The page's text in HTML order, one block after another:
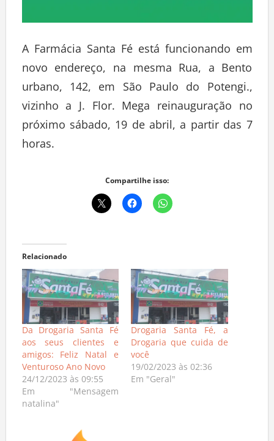
A Farmácia Santa Fé está funcionando em
novo endereço, na mesma Rua, a Bento
urbano, 142, em São Paulo do Potengi.,
vizinho a J. Flor. Mega reinauguração no
próximo sábado, 19 de abril, a partir das 7
horas.
Compartilhe isso:
Relacionado
Da Drogaria Santa Fé
aos seus clientes e
amigos: Feliz Natal e
Venturoso Ano Novo
24/12/2023 às 09:55
Em "Mensagem
natalina"
Drogaria Santa Fé, a
Drogaria que cuida de
você
19/02/2023 às 02:36
Em "Geral"